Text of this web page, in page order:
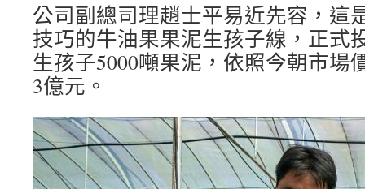
公司副總司理趙士平易近先容，這
技巧的牛油果果泥生孩子線，正式
生孩子5000噸果泥，依照今朝市場
3億元。